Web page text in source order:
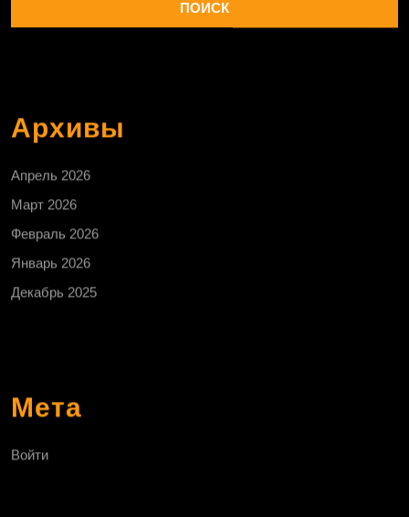
Архивы
Апрель 2026
Март 2026
Февраль 2026
Январь 2026
Декабрь 2025
Мета
Войти